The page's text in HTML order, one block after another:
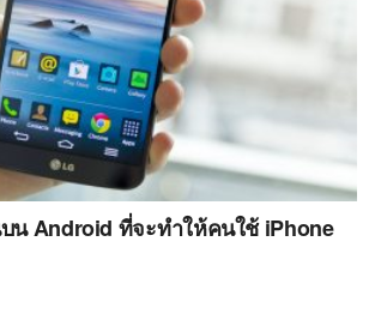
น Android ที่จะทำให้คนใช้ iPhone